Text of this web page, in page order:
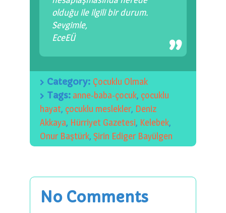
olduğu ile ilgili bir durum.
Sevgimle,
EceEÜ
Category: Çocuklu Olmak
Tags: anne-baba-çocuk, çocuklu
hayat, çocuklu meslekler, Deniz
Akkaya, Hürriyet Gazetesi, Kelebek,
Onur Baştürk, Şirin Ediger Bayülgen
No Comments